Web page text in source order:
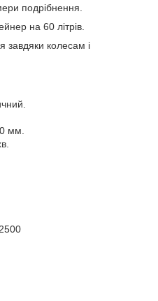
подрібнення.
на 60 літрів.
завдяки колесам і
мм.